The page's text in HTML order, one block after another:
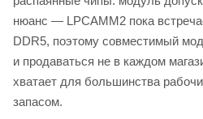
нюанс — LPCAMM2 пока
DDR5, поэтому совместимый
и продаваться не в каждом
хватает для большинства
запасом.